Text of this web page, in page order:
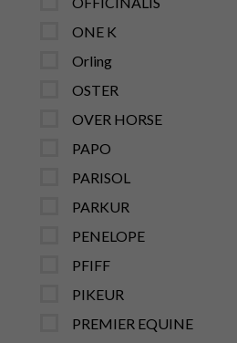
ONE K
Orling
OSTER
OVER HORSE
PAPO
PARISOL
PARKUR
PENELOPE
PFIFF
PIKEUR
PREMIER EQUINE